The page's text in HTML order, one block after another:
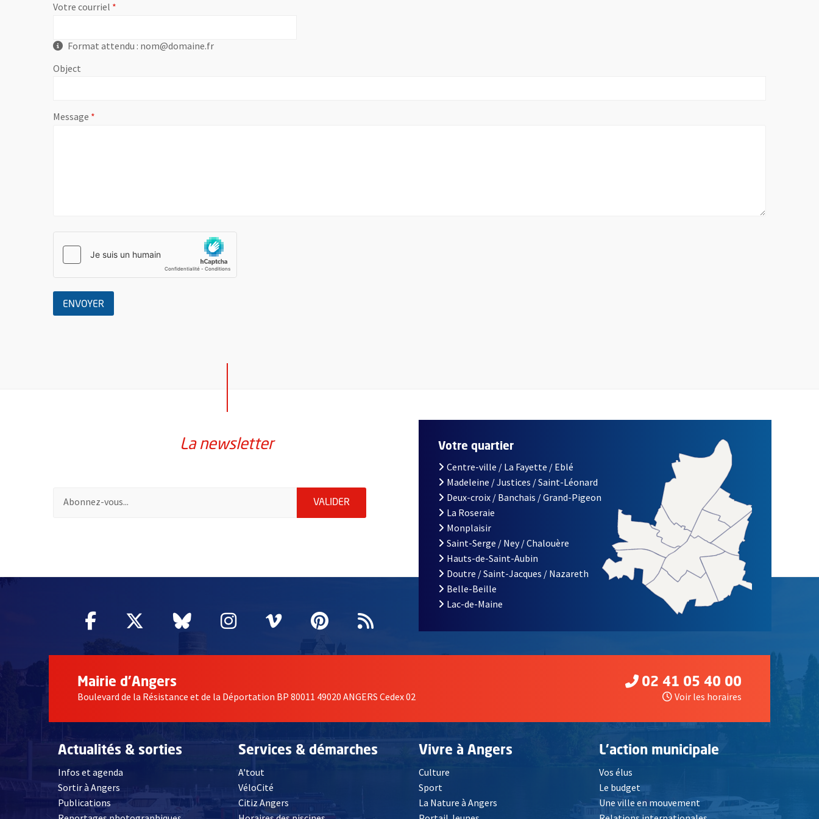
Votre courriel , champ obligatoire
Format attendu : nom@domaine.fr
Object
Message , champ obligatoire
ENVOYER
La newsletter
Pour vous inscrire à la lettre d'information de la ville d'Angers, indiquez votre email (champ obligatoire)
VALIDER ENVOYER MA DEMANDE D'INSCRIPTION À LA LETTRE D'INFORMATION DE LA VILLE D'ANGERS
Facebook
, Ouvre une nouvelle fenêtre
Twitter
, Ouvre une nouvelle fenêtre
Bluesky
, Ouvre une nouvelle fenêtre
Instagram
, Ouvre une nouvelle fenêtre
Vimeo
, Ouvre une nouvelle fenêtre
Pinterest
, Ouvre une nouvelle fenêtre
Flux RSS
Votre quartier
Centre-ville / La Fayette / Eblé
Madeleine / Justices / Saint-Léonard
Deux-croix / Banchais / Grand-Pigeon
La Roseraie
Monplaisir
Saint-Serge / Ney / Chalouère
Hauts-de-Saint-Aubin
Doutre / Saint-Jacques / Nazareth
Belle-Beille
Lac-de-Maine
Mairie d'Angers
Boulevard de la Résistance et de la Déportation BP 80011 49020 ANGERS Cedex 02
02 41 05 40 00
Voir les horaires
Actualités & sorties
Infos et agenda
Sortir à Angers
Publications
Services & démarches
A'tout
VéloCité
Citiz Angers , Ouvre une nouvelle fenêtre
Vivre à Angers
Culture
Sport
La Nature à Angers
L'action municipale
Vos élus
Le budget
Une ville en mouvement